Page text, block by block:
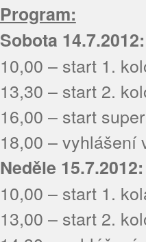
Program:
Sobota 14.7.2012:
10,00 – start 1.
13,30 – start 2.
16,00 – start
18,00 – vyhlášení
Neděle 15.7.2012:
10,00 – start 1.
13,00 – start 2.